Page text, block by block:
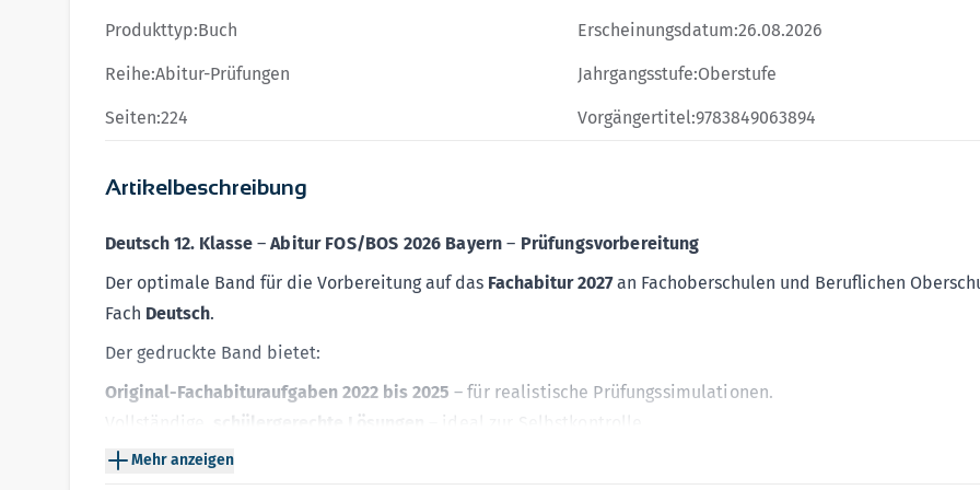
Artikelbeschreibung
Deutsch 12. Klasse – Abitur FOS/BOS 2026 Bayern– Prüfungsvorbereitung
Der optimale Band für die Vorbereitung auf das Fachabitur 2027an Fachoberschulen und Beruflichen
Fach Deutsch.
Der gedruckte Band bietet:
Original-Fachabituraufgaben 2022 bis 2025 – für realistische Prüfungssimulationen.
Vollständige,
schülergerechte Lösungen
– ideal zur Selbstkontrolle.
AusführlicheHinweise und Tipps
Mehr anzeigen
Produkttyp:Buch Erscheinungsdatum:26.08.2026
Reihe:Abitur-Prüfungen Jahrgangsstufe:Oberstufe
Seiten:224 Vorgängertitel:9783849063894